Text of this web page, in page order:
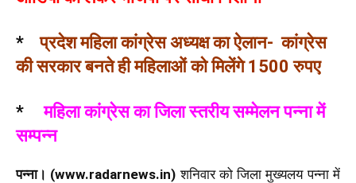
*प्रदेश महिला कांग्रेस अध्यक्ष का ऐलान- कांग्रेस
की सरकार बनते ही महिलाओं को मिलेंगे 1500 रुपए
*
महिला कांग्रेस का जिला स्तरीय सम्मेलन पन्ना में
सम्पन्न
पन्ना। (www.radarnews.in) शनिवार को जिला मुख्यलय पन्ना में